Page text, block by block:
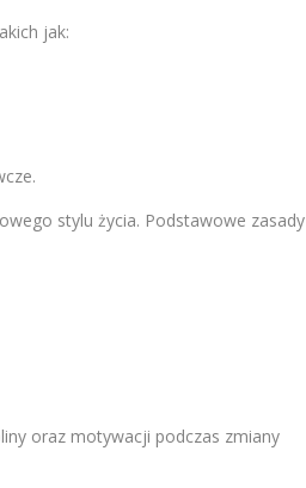
jak:
stylu życia. Podstawowe zasady
oraz motywacji podczas zmiany